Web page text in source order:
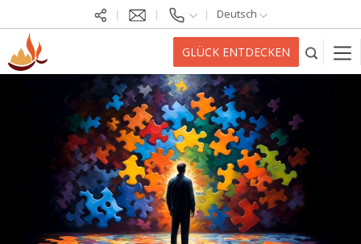
Deutsch
GLÜCK ENTDECKEN